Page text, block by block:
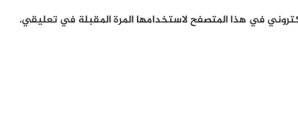
في هذا المتصفح لاستخدامها المرة المقبلة في تعليقي.